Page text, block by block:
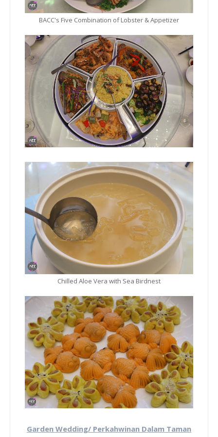
BACC's Five Combination of Lobster & Appetizer
Chilled Aloe Vera with Sea Birdnest
Garden Wedding/ Perkahwinan Dalam Taman